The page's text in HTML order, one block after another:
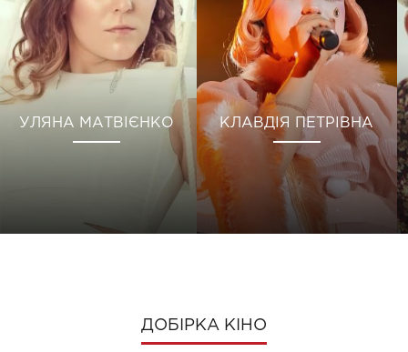
УЛЯНА МАТВІЄНКО КЛАВДІЯ ПЕТРІВНА
ДОБІРКА КІНО